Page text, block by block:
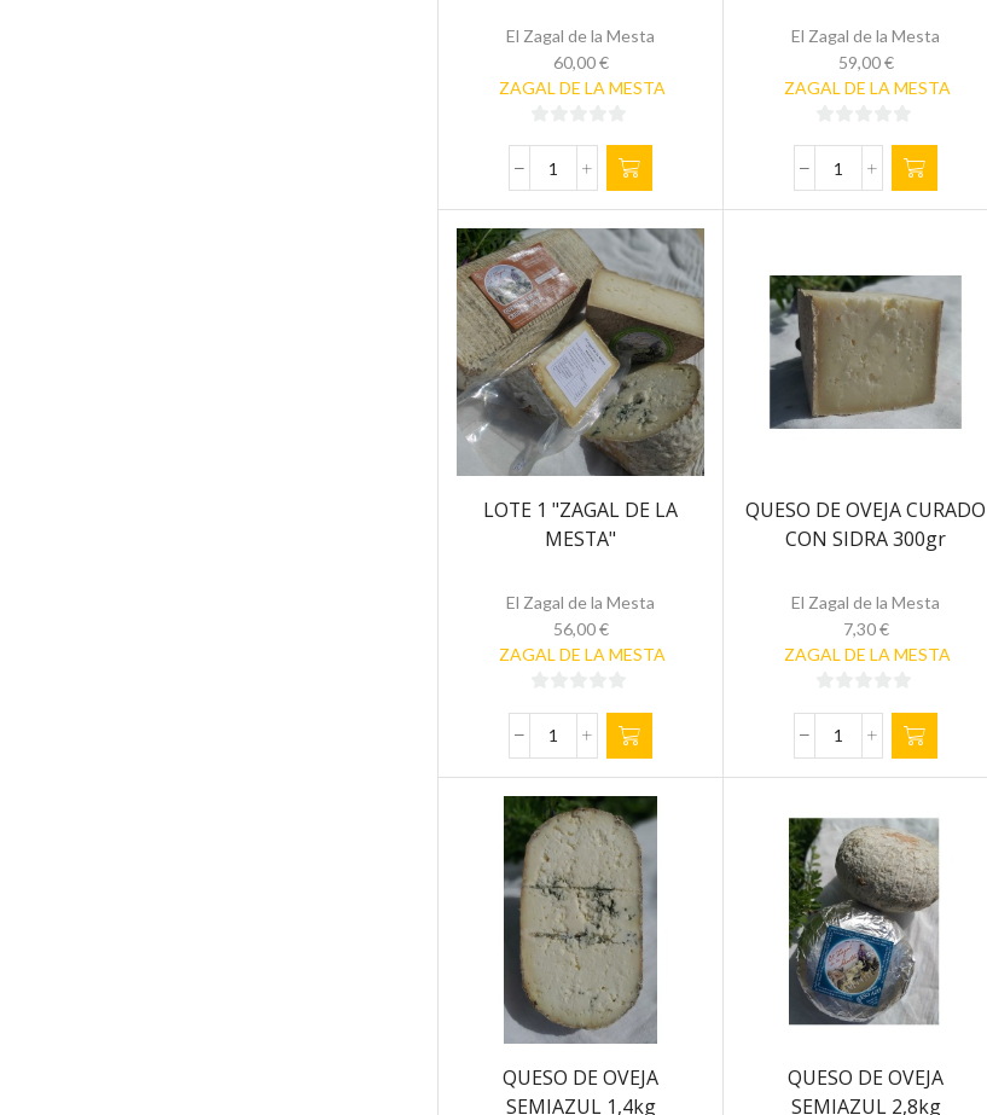
El Zagal de la Mesta
60,00€
ZAGAL DE LA MESTA
de
5
LOTE
5
"ESPECIAL
ROEDORES"
cantidad
El Zagal de la Mesta
59,00€
ZAGAL DE LA MESTA
de
5
LOTE
4
cantidad
LOTE 1 "ZAGAL DE LA
MESTA"
El Zagal de la Mesta
56,00€
ZAGAL DE LA MESTA
de
5
LOTE
"ZAGAL
DE
LA
MESTA"
cantidad
QUESO DE OVEJA CURADO
CON SIDRA 300gr
El Zagal de la Mesta
7,30€
ZAGAL DE LA MESTA
de
5
QUESO
CURADO
CON
SIDRA
300gr
cantidad
QUESO DE OVEJA
SEMIAZUL 1,4kg
QUESO DE OVEJA
SEMIAZUL 2,8kg